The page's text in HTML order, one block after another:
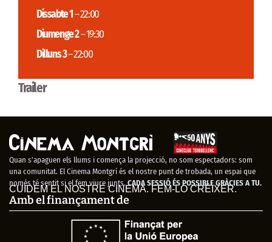
Dissabte 1– 22:00
Diumenge 2– 19:30
Dilluns 3– 22:00
Trailer
Quan s’apaguen els llums i comença la projecció, no som espectadors: som
una comunitat. El Cinema Montgrí és el nostre punt de trobada, un espai que
només té sentit si el fem viure junts. CADA SESSIÓ ÉS POSSIBLE GRÀCIES A TU.
CUIDEM EL NOSTRE CINEMA. FEM-LO CRÉIXER.
Amb el finançament de